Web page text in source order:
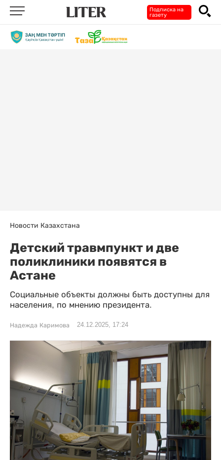
Подписка на
газету
Новости Казахстана
Детский травмпункт и две
поликлиники появятся в
Астане
Социальные объекты должны быть доступны для
населения, по мнению президента.
Надежда Каримова 24.12.2025, 17:24